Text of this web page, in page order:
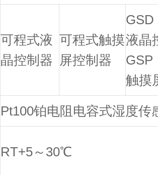
可程式液
晶控制器
可程式触摸
屏控制器
GSD
液晶
GSP
触摸
Pt100铂电阻电容式湿度传
RT+5～30℃